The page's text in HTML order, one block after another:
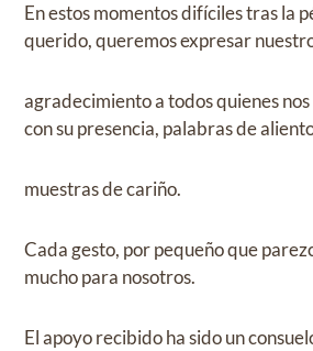
En estos momentos difíciles tras la
querido, queremos expresar
agradecimiento a todos quienes
con su presencia, palabras de
muestras de cariño.
Cada gesto, por pequeño que
mucho para nosotros.
El apoyo recibido ha sido un